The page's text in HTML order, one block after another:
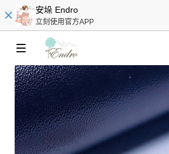
安垛 Endro
立刻使用官方APP